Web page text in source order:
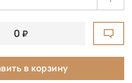
0
в корзину